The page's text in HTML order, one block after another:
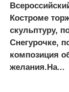
Костроме
скульптуру,
Снегурочке,
композиция
желания.На...